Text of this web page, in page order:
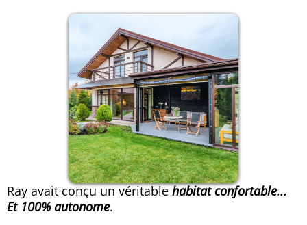
Ray avait conçu un véritablehabitat confortable...
Et 100% autonome.